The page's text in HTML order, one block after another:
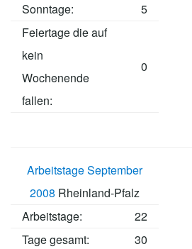
Sonntage:
5
Feiertage die auf
kein
Wochenende
fallen:
0
Arbeitstage September
2008 Rheinland-Pfalz
Arbeitstage:
22
Tage gesamt:
30